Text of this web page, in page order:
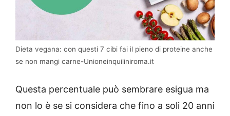
Dieta vegana: con questi 7 cibi fai il pieno di proteine anche
se non mangi carne-Unioneinquiliniroma.it
Questa percentuale può sembrare esigua ma
non lo è se si considera che fino a soli 20 anni